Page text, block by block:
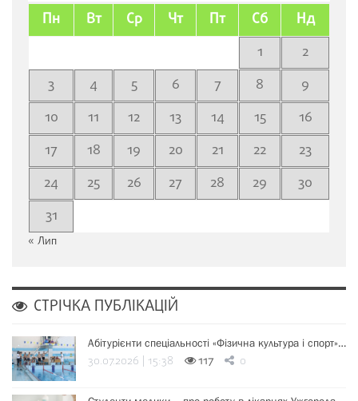
Пн Вт Ср Чт Пт Сб Нд
1
2
3
4 5 6 7 8
9
10
11 12 13 14 15
16
17
18 19 20 21 22
23
24
25 26 27 28 29
30
31
« Лип
СТРІЧКА ПУБЛІКАЦІЙ
Абітурієнти спеціальності «Фізична культура і спорт»…
30.07.2026 | 15:38 117 0